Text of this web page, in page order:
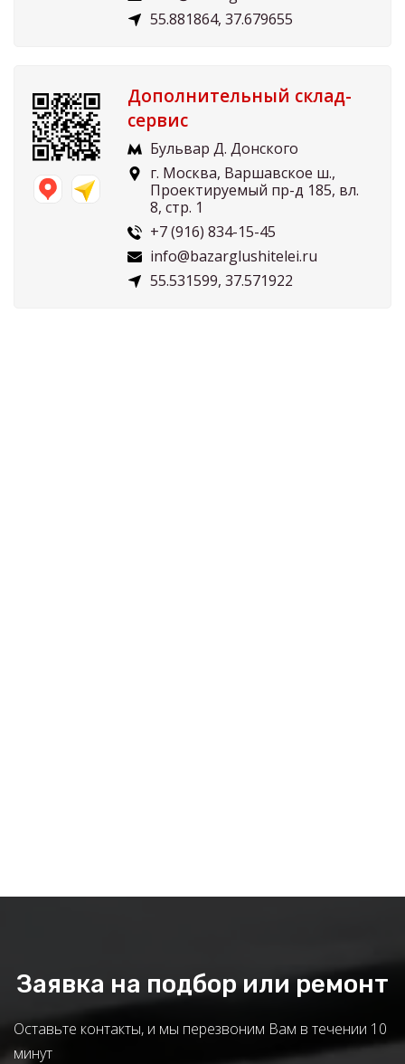
55.881864, 37.679655
Дополнительный склад-
сервис
Бульвар Д. Донского
г. Москва, Варшавское ш.,
Проектируемый пр-д 185, вл.
8, стр. 1
+7 (916) 834-15-45
info@bazarglushitelei.ru
55.531599, 37.571922
Заявка на подбор или ремонт
Оставьте контакты, и мы перезвоним Вам в течении 10
минут